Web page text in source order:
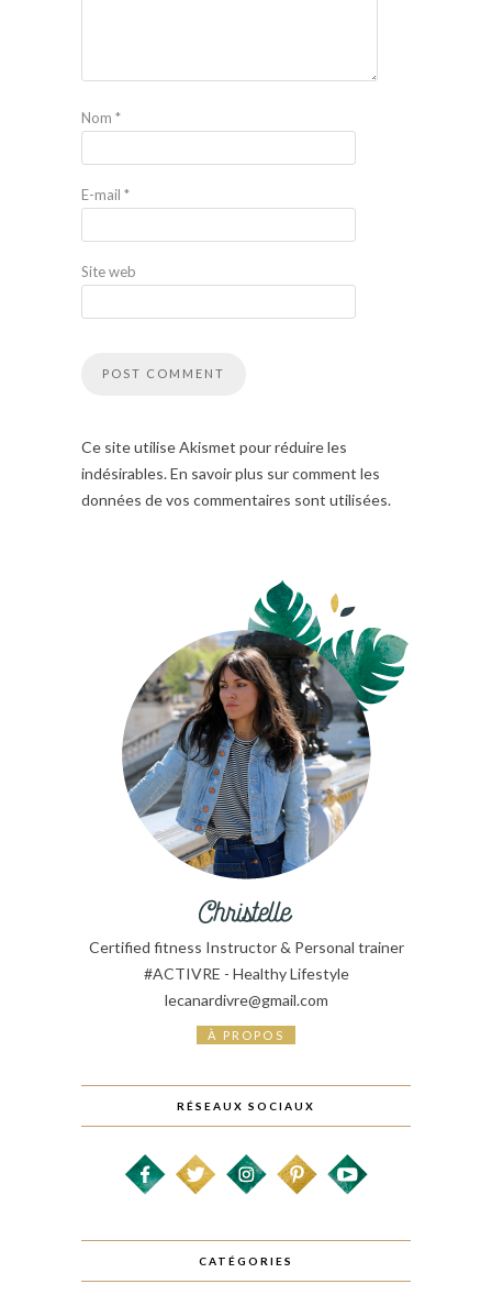
Nom *
E-mail *
Site web
Ce site utilise Akismet pour réduire les
indésirables. En savoir plus sur comment les
données de vos commentaires sont utilisées.
Certified fitness Instructor & Personal trainer
#ACTIVRE - Healthy Lifestyle
lecanardivre@gmail.com
À PROPOS
RÉSEAUX SOCIAUX
CATÉGORIES